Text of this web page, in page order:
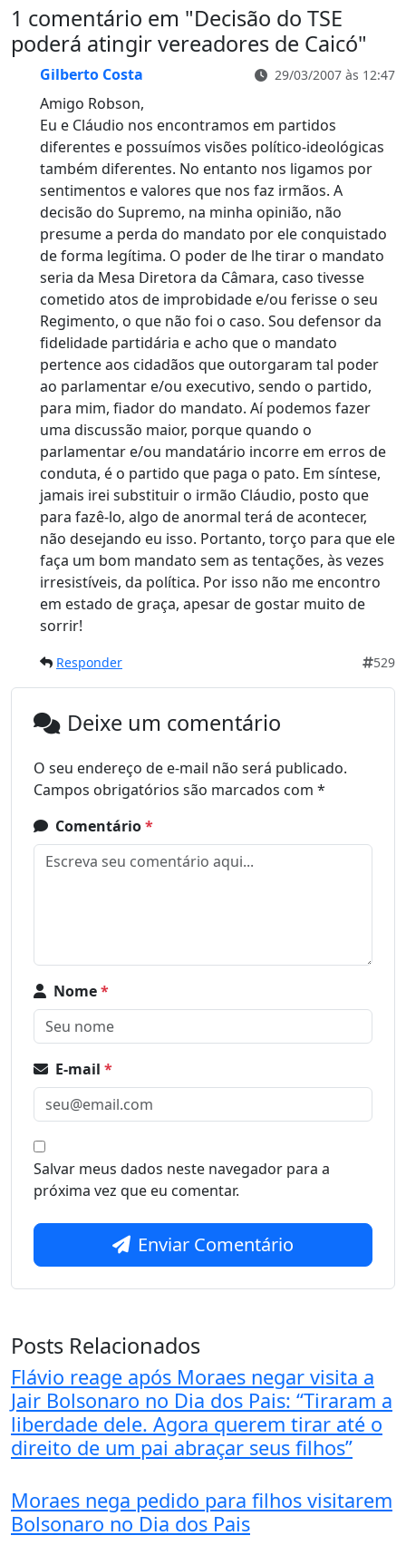
1 comentário em "Decisão do TSE
poderá atingir vereadores de Caicó"
Gilberto Costa 29/03/2007 às 12:47
Amigo Robson,
Eu e Cláudio nos encontramos em partidos
diferentes e possuímos visões político-ideológicas
também diferentes. No entanto nos ligamos por
sentimentos e valores que nos faz irmãos. A
decisão do Supremo, na minha opinião, não
presume a perda do mandato por ele conquistado
de forma legítima. O poder de lhe tirar o mandato
seria da Mesa Diretora da Câmara, caso tivesse
cometido atos de improbidade e/ou ferisse o seu
Regimento, o que não foi o caso. Sou defensor da
fidelidade partidária e acho que o mandato
pertence aos cidadãos que outorgaram tal poder
ao parlamentar e/ou executivo, sendo o partido,
para mim, fiador do mandato. Aí podemos fazer
uma discussão maior, porque quando o
parlamentar e/ou mandatário incorre em erros de
conduta, é o partido que paga o pato. Em síntese,
jamais irei substituir o irmão Cláudio, posto que
para fazê-lo, algo de anormal terá de acontecer,
não desejando eu isso. Portanto, torço para que ele
faça um bom mandato sem as tentações, às vezes
irresistíveis, da política. Por isso não me encontro
em estado de graça, apesar de gostar muito de
sorrir!
Responder 529
Deixe um comentário
O seu endereço de e-mail não será publicado.
Campos obrigatórios são marcados com *
Comentário*
Nome*
E-mail *
Salvar meus dados neste navegador para a
próxima vez que eu comentar.
Enviar Comentário
Posts Relacionados
Flávio reage após Moraes negar visita a
Jair Bolsonaro no Dia dos Pais: “Tiraram a
liberdade dele. Agora querem tirar até o
direito de um pai abraçar seus filhos”
Moraes nega pedido para filhos visitarem
Bolsonaro no Dia dos Pais